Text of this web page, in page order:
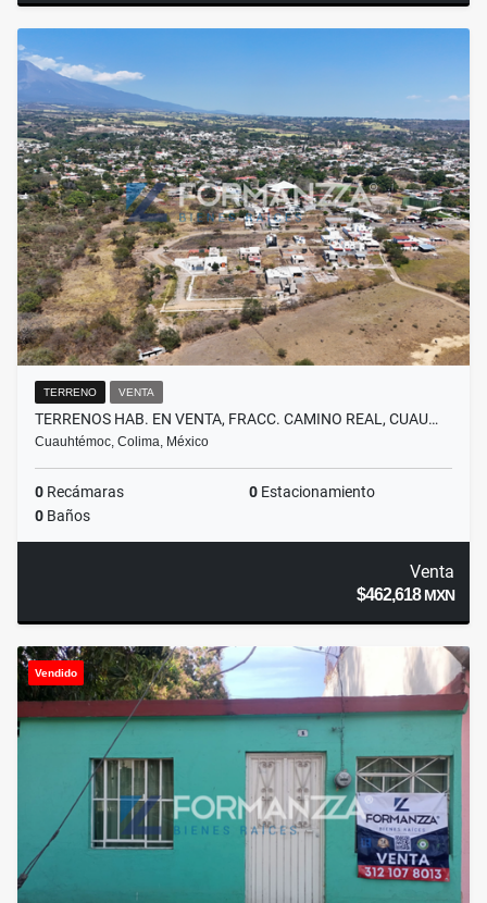
TERRENO VENTA
TERRENOS HAB. EN VENTA, FRACC. CAMINO REAL, CUAU…
Cuauhtémoc, Colima, México
0 Recámaras 0 Estacionamiento
0 Baños
Venta
$462,618MXN
Vendido